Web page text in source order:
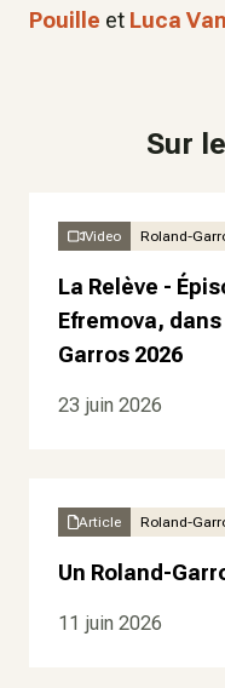
Pouille et Luca
Sur
Video Roland-
La Relève -
Efremova,
Garros 2026
23 juin 2026
Article Roland-
Un Roland-
11 juin 2026